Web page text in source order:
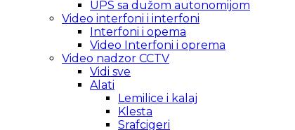
UPS sa dužom autonomijom
Video interfoni i interfoni
Interfoni i opema
Video Interfoni i oprema
Video nadzor CCTV
Vidi sve
Alati
Lemilice i kalaj
Klesta
Srafcigeri